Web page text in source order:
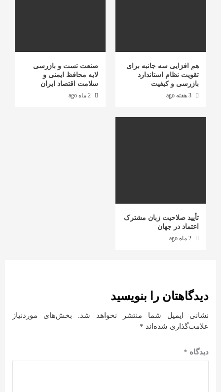
هم افزایی سه جانبه برای
تقویت نظام استاندارد
بازرسی و کیفیت
صنعت تست و بازرسی
لایه محافظ ایمنی و
سلامت اقتصاد ایران
تأیید صلاحیت زبان مشترک
اعتماد در جهان
دیدگاهتان را بنویسید
نشانی ایمیل شما منتشر نخواهد شد.
بخش‌های موردنیاز
علامت‌گذاری شده‌اند *
دیدگاه *